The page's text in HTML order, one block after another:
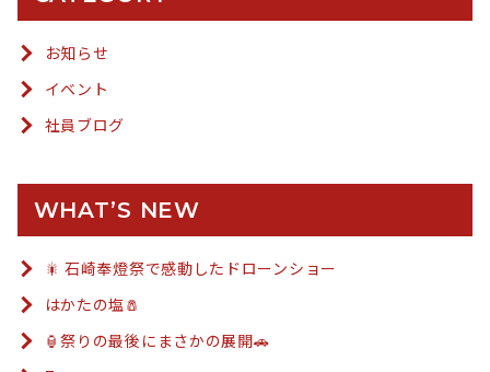
お知らせ
イベント
社員ブログ
WHAT’S NEW
🎇 石崎奉燈祭で感動したドローンショー
はかたの塩🧂
🏮祭りの最後にまさかの展開🚗